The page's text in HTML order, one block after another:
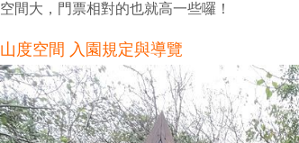
空間大，門票相對的也就高一些囉！
山度空間 入園規定與導覽